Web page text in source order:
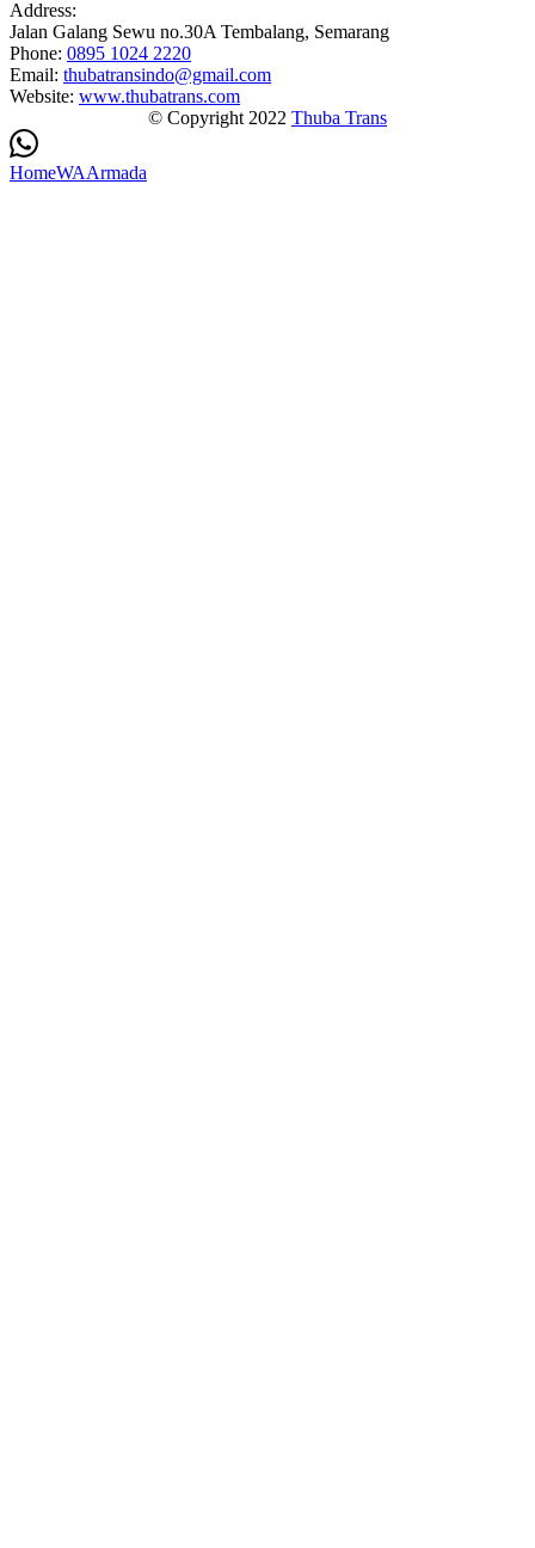
Address:
Jalan Galang Sewu no.30A Tembalang, Semarang
Phone: 0895 1024 2220
Email: thubatransindo@gmail.com
Website: www.thubatrans.com
© Copyright 2022 Thuba Trans
HomeWAArmada